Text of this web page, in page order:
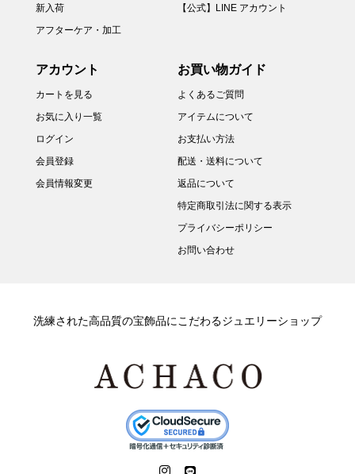
新入荷
アフターケア・加工
【公式】LINE アカウント
アカウント
カートを見る
お気に入り一覧
ログイン
会員登録
会員情報変更
お買い物ガイド
よくあるご質問
アイテムについて
お支払い方法
配送・送料について
返品について
特定商取引法に関する表示
プライバシーポリシー
お問い合わせ
洗練された高品質の宝飾品にこだわるジュエリーショップ